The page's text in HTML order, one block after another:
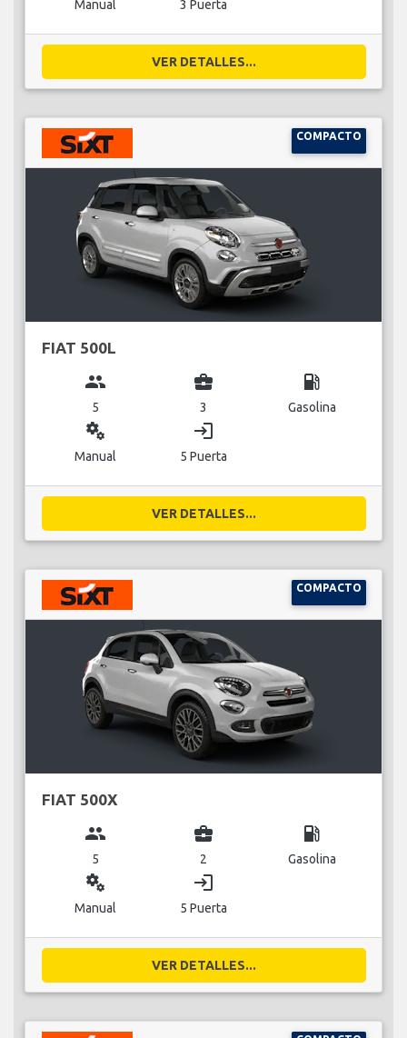
Manual 3 Puerta
VER DETALLES...
COMPACTO
FIAT 500L
group
5
business_center
3
local_gas_station
Gasolina
miscellaneous_services
Manual
login
5 Puerta
VER DETALLES...
COMPACTO
FIAT 500X
group
5
business_center
2
local_gas_station
Gasolina
miscellaneous_services
Manual
login
5 Puerta
VER DETALLES...